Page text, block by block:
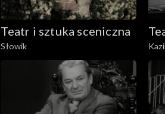
Teatr i sztuka sceniczna
Słowik